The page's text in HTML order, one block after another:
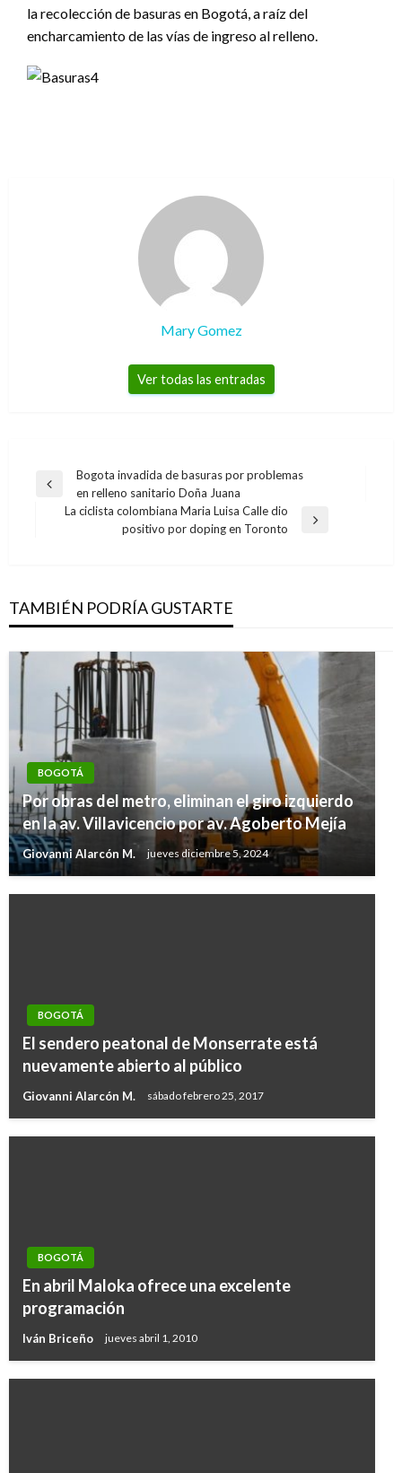
la recolección de basuras en Bogotá, a raíz del
encharcamiento de las vías de ingreso al relleno.
Mary Gomez
Ver todas las entradas
Navegación
Entrada
anterior
Bogota invadida de basuras por problemas
en relleno sanitario Doña Juana
La ciclista colombiana Maria Luisa Calle dio
positivo por doping en Toronto
TAMBIÉN PODRÍA GUSTARTE
BOGOTÁ
Por obras del metro, eliminan el giro izquierdo
en la av. Villavicencio por av. Agoberto Mejía
Giovanni Alarcón M. jueves diciembre 5, 2024
BOGOTÁ
El sendero peatonal de Monserrate está
nuevamente abierto al público
Giovanni Alarcón M. sábado febrero 25, 2017
BOGOTÁ
En abril Maloka ofrece una excelente
programación
Iván Briceño jueves abril 1, 2010